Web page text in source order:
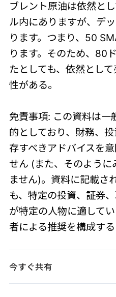
ブレント原油は依然と
ル内にありますが、デ
ります。つまり、50
ります。そのため、80
たとしても、依然とし
性がある。
免責事項: この資料は一
的としており、財務、
存すべきアドバイスを
せん (また、そのように
ません)。資料に記載さ
も、特定の投資、証券
が特定の人物に適して
者による推奨を構成す
今すぐ共有